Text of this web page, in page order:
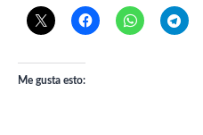
Me gusta esto: